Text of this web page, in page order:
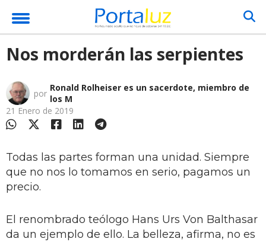
Nos morderán las serpientes
por Ronald Rolheiser es un sacerdote, miembro de
los M
21 Enero de 2019
Todas las partes forman una unidad. Siempre
que no nos lo tomamos en serio, pagamos un
precio.
El renombrado teólogo Hans Urs Von Balthasar
da un ejemplo de ello. La belleza, afirma, no es